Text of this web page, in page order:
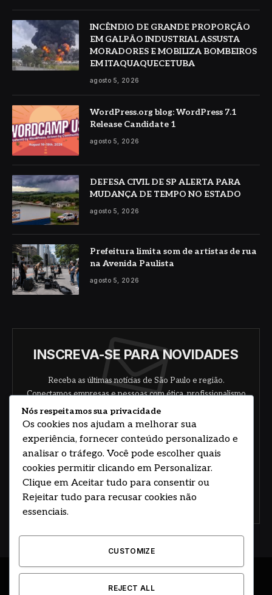
INCÊNDIO DE GRANDE PROPORÇÃO
EM GALPÃO INDUSTRIAL ASSUSTA
MORADORES E MOBILIZA BOMBEIROS
EM ITAQUAQUECETUBA
agosto 5, 2026
WordPress.org blog: WordPress 7.1
Release Candidate 1
agosto 5, 2026
DEFESA CIVIL DE SP ALERTA PARA
MUDANÇA DE TEMPO NO ESTADO
agosto 5, 2026
Prefeitura limita som de artistas de rua
na Avenida Paulista
agosto 5, 2026
INSCREVA-SE PARA NOVIDADES
Receba as últimas notícias de São Paulo e região.
Conectamos empresas e pessoas com ética, profissionalismo
e responsabilidade.
Concorde com nossos termos e acordo de
© 2026 DESENVOLVIDO POR HOSTING PRIME BRASIL
Nós respeitamos sua privacidade
Os cookies nos ajudam a melhorar sua
experiência, fornecer conteúdo personalizado e
analisar o tráfego. Você pode escolher quais
cookies permitir clicando em Personalizar.
Clique em Aceitar tudo para consentir ou
Rejeitar tudo para recusar cookies não
essenciais.
CUSTOMIZE
REJECT ALL